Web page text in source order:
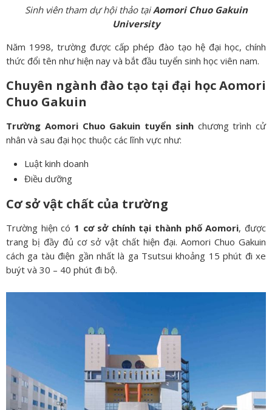
Sinh viên tham dự hội thảo tạiAomori Chuo Gakuin
University
Năm 1998, trường được cấp phép đào tạo hệ đại học, chính
thức đổi tên như hiện nay và bắt đầu tuyển sinh học viên nam.
Chuyên ngành đào tạo tại đại học Aomori
Chuo Gakuin
Trường Aomori Chuo Gakuin tuyển sinhchương trình cử
nhân và sau đại học thuộc các lĩnh vực như:
Luật kinh doanh
Điều dưỡng
Cơ sở vật chất của trường
Trường hiện có 1 cơ sở chính tại thành phố Aomori, được
trang bị đầy đủ cơ sở vật chất hiện đại. Aomori Chuo Gakuin
cách ga tàu điện gần nhất là ga Tsutsui khoảng 15 phút đi xe
buýt và 30 – 40 phút đi bộ.